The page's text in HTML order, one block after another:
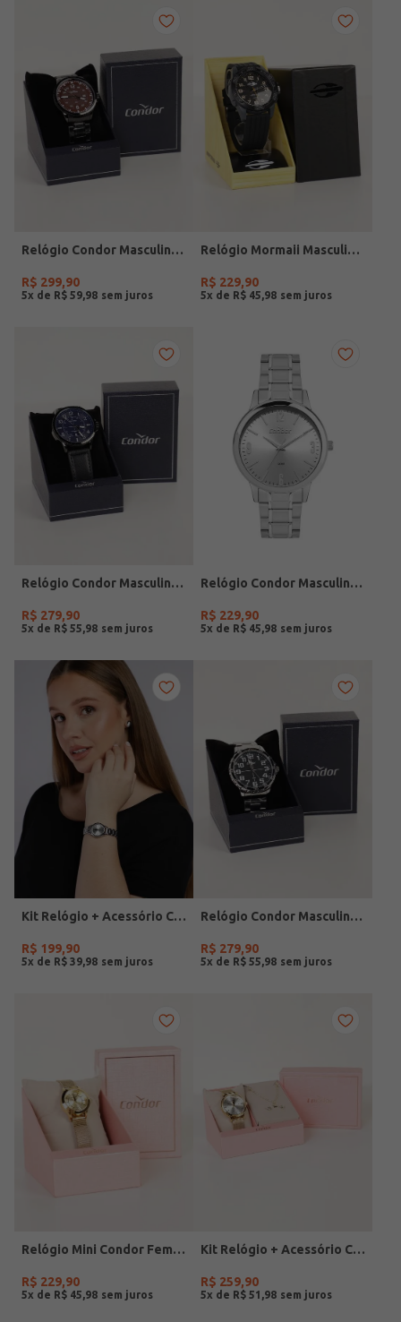
Relógio Condor Masculino PRETO
R$ 299,90
5x de R$ 59 98
Relógio Mormaii Masculino PRETO
R$ 229,90
5x de R$ 45 98
Relógio Condor Masculino PRETO
R$ 279,90
5x de R$ 55 98
Relógio Condor Masculino PRATA
R$ 229,90
5x de R$ 45 98
Kit Relógio + Acessório Condor Feminino PRATA
R$ 199,90
5x de R$ 39 98
Relógio Condor Masculino PRATA
R$ 279,90
5x de R$ 55 98
Relógio Mini Condor Feminino DOURADO
R$ 229,90
5x de R$ 45 98
Kit Relógio + Acessório Condor Feminino DOURADO
R$ 259,90
5x de R$ 51 98